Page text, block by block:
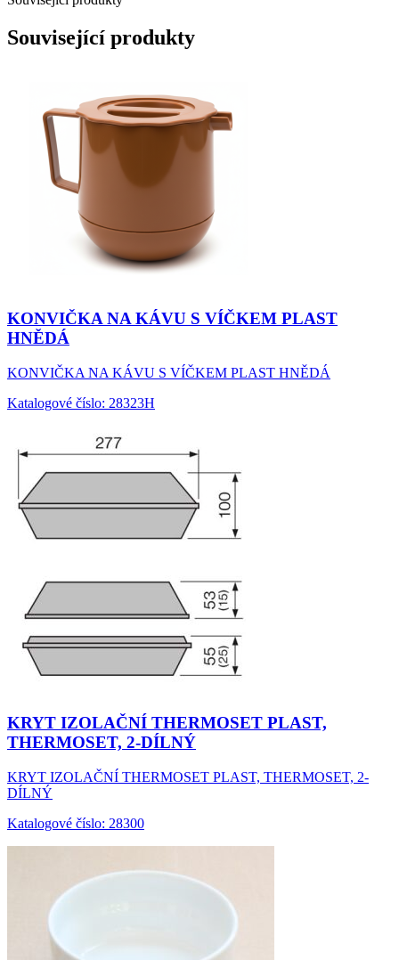
Související produkty
KONVIČKA NA KÁVU S VÍČKEM PLAST
HNĚDÁ
KONVIČKA NA KÁVU S VÍČKEM PLAST HNĚDÁ
Katalogové číslo: 28323H
KRYT IZOLAČNÍ THERMOSET PLAST,
THERMOSET, 2-DÍLNÝ
KRYT IZOLAČNÍ THERMOSET PLAST, THERMOSET, 2-
DÍLNÝ
Katalogové číslo: 28300